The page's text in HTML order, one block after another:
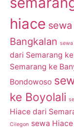
hiace
Bangkalan sewa
dari Semarang
Semarang ke
Bondowoso
ke Boyolali
Hiace dari
Cilegon sewa